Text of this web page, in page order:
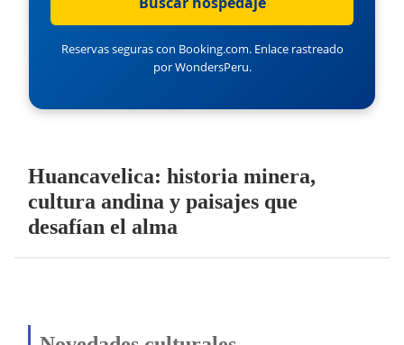
Reservas seguras con Booking.com. Enlace rastreado
por WondersPeru.
Huancavelica: historia minera,
cultura andina y paisajes que
desafían el alma